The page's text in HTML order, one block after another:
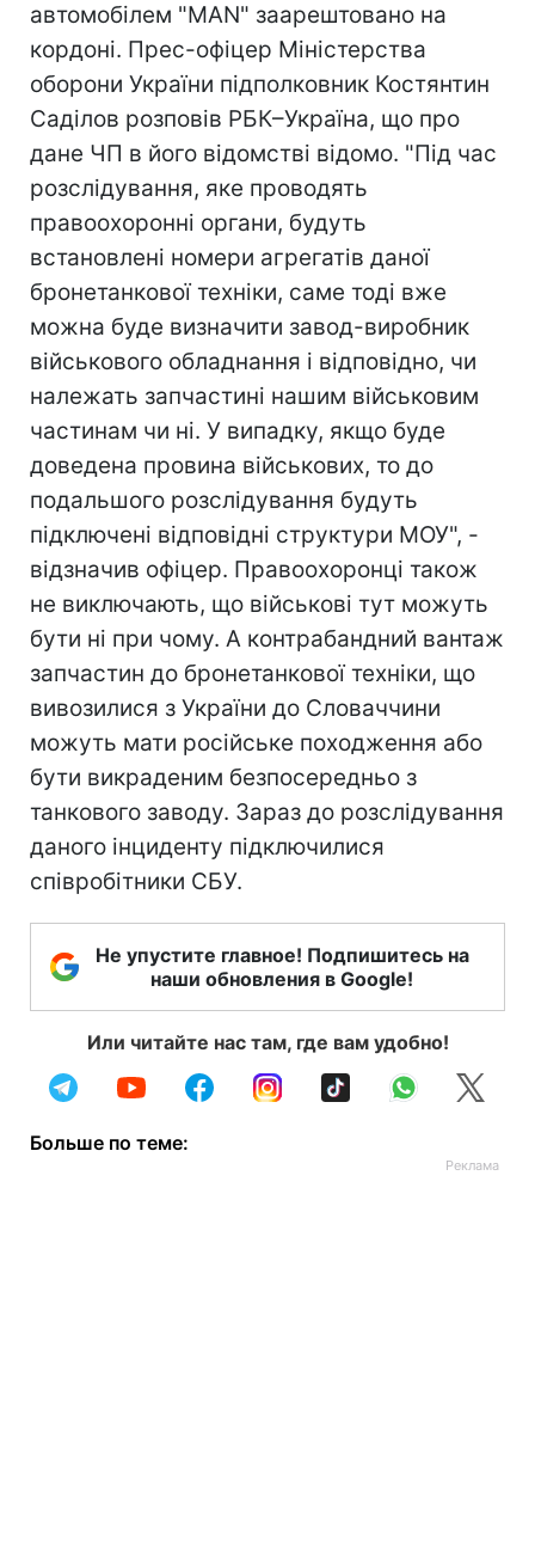
автомобілем "MAN" заарештовано на
кордонi. Прес-офіцер Міністерства
оборони України підполковник Костянтин
Саділов розповів РБК–Україна, що про
дане ЧП в його відомстві відомо. "Пiд час
розслідування, яке проводять
правоохоронні органи, будуть
встановлені номери агрегатів даної
бронетанкової техніки, саме тоді вже
можна буде визначити завод-виробник
військового обладнання і відповідно, чи
належать запчастині нашим військовим
частинам чи ні. У випадку, якщо буде
доведена провина військових, то до
подальшого розслідування будуть
підключені відповідні структури МОУ", -
відзначив офіцер. Правоохоронцi також
не виключають, що військові тут можуть
бути ні при чому. А контрабандний вантаж
запчастин до бронетанкової техніки, що
вивозилися з України до Словаччини
можуть мати російське походження або
бути викраденим безпосередньо з
танкового заводу. Зараз до розслідування
даного інциденту підключилися
співробітники СБУ.
Не упустите главное! Подпишитесь на
наши обновления в Google!
Или читайте нас там, где вам удобно!
Больше по теме: